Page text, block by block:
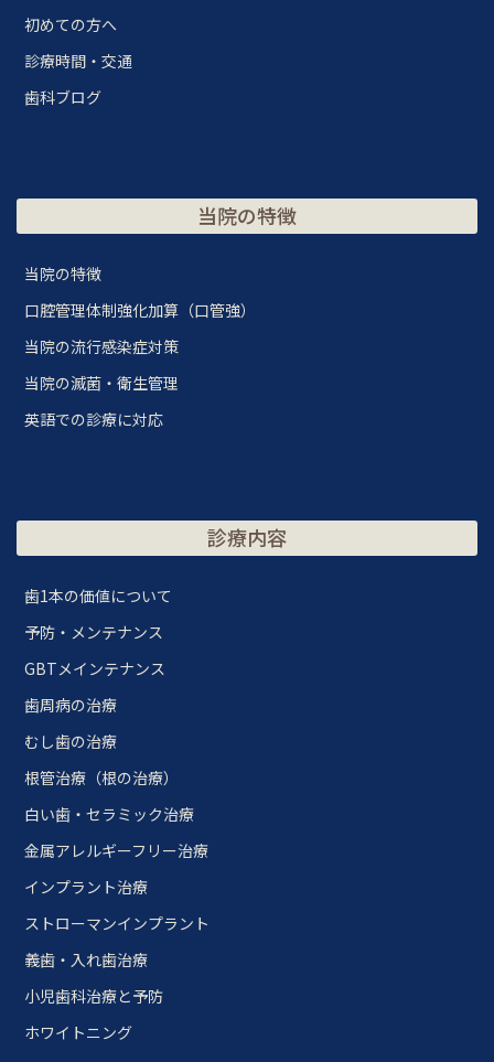
初めての方へ
診療時間・交通
歯科ブログ
当院の特徴
当院の特徴
口腔管理体制強化加算（口管強）
当院の流行感染症対策
当院の滅菌・衛生管理
英語での診療に対応
診療内容
歯1本の価値について
予防・メンテナンス
GBTメインテナンス
歯周病の治療
むし歯の治療
根管治療（根の治療）
白い歯・セラミック治療
金属アレルギーフリー治療
インプラント治療
ストローマンインプラント
義歯・入れ歯治療
小児歯科治療と予防
ホワイトニング